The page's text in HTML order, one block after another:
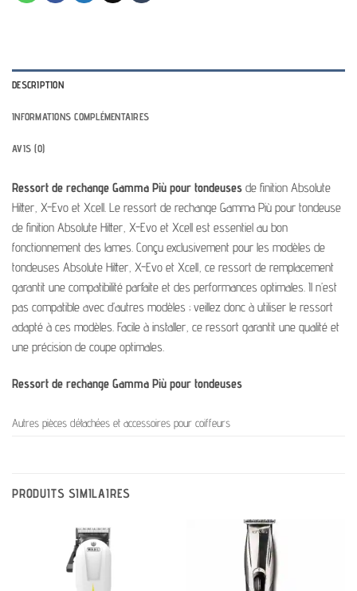
DESCRIPTION
INFORMATIONS COMPLÉMENTAIRES
AVIS (0)
Ressort de rechange Gamma Più pour tondeuses de finition Absolute
Hitter, X-Evo et Xcell. Le ressort de rechange Gamma Più pour tondeuse
de finition Absolute Hitter, X-Evo et Xcell est essentiel au bon
fonctionnement des lames. Conçu exclusivement pour les modèles de
tondeuses Absolute Hitter, X-Evo et Xcell, ce ressort de remplacement
garantit une compatibilité parfaite et des performances optimales. Il n’est
pas compatible avec d’autres modèles ; veillez donc à utiliser le ressort
adapté à ces modèles. Facile à installer, ce ressort garantit une qualité et
une précision de coupe optimales.
Ressort de rechange Gamma Più pour tondeuses
Autres pièces détachées et accessoires pour coiffeurs
PRODUITS SIMILAIRES